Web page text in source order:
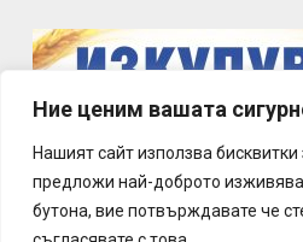
Ние ценим вашата
Нашият сайт използва
предложи най-доброто
бутона, вие потвърждавате че